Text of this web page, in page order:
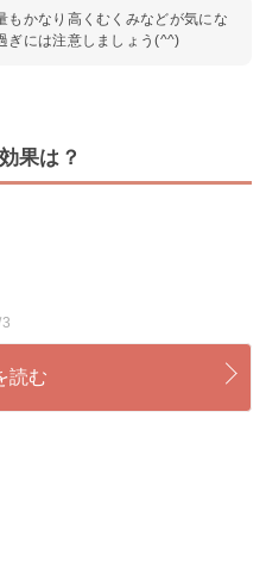
もかなり高くむくみなどが気にな
ぎには注意しましょう(^^)
果は？
読む